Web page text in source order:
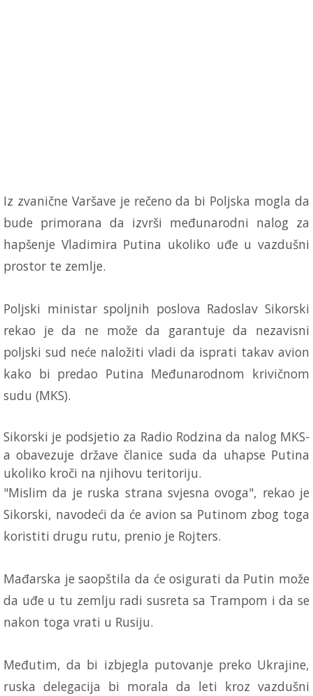
Iz zvanične Varšave je rečeno da bi Poljska mogla da
bude primorana da izvrši međunarodni nalog za
hapšenje Vladimira Putina ukoliko uđe u vazdušni
prostor te zemlje.
Poljski ministar spoljnih poslova Radoslav Sikorski
rekao je da ne može da garantuje da nezavisni
poljski sud neće naložiti vladi da isprati takav avion
kako bi predao Putina Međunarodnom krivičnom
sudu (MKS).
Sikorski je podsjetio za Radio Rodzina da nalog MKS-
a obavezuje države članice suda da uhapse Putina
ukoliko kroči na njihovu teritoriju.
"Mislim da je ruska strana svjesna ovoga", rekao je
Sikorski, navodeći da će avion sa Putinom zbog toga
koristiti drugu rutu, prenio je Rojters.
Mađarska je saopštila da će osigurati da Putin može
da uđe u tu zemlju radi susreta sa Trampom i da se
nakon toga vrati u Rusiju.
Međutim, da bi izbjegla putovanje preko Ukrajine,
ruska delegacija bi morala da leti kroz vazdušni